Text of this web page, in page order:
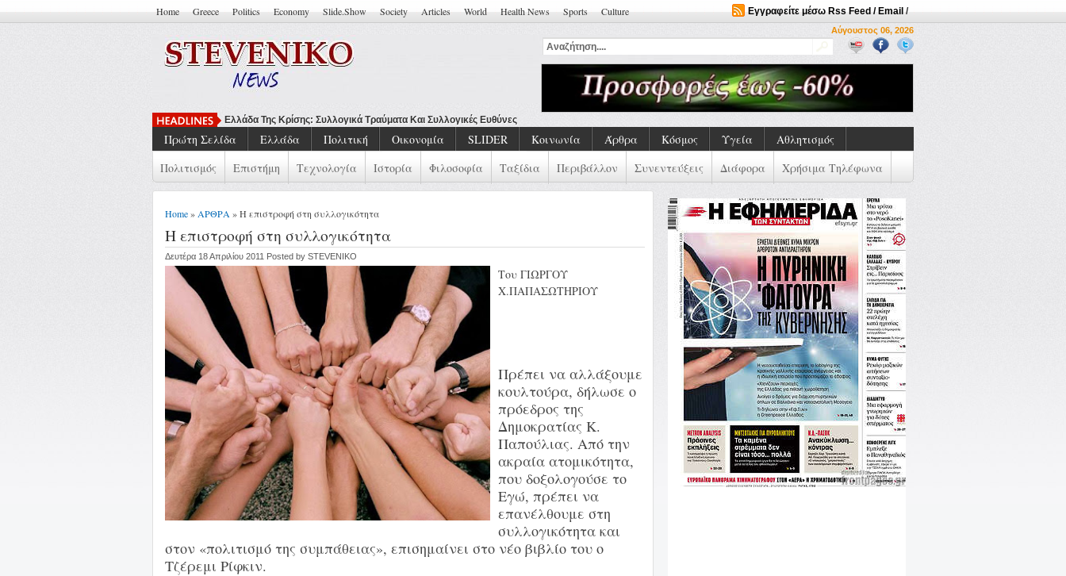
Home Greece Politics Economy Slide.Show Society Articles World Health News Sports Culture Εγγραφείτε μέσω Rss Feed / Email /
Αύγουστος 06, 2026
Να Μπορείς
Πρώτη Σελίδα Ελλάδα Πολιτική Οικονομία SLIDER Κοινωνία Άρθρα Κόσμος Υγεία
Αθλητισμός
Πολιτισμός
Επιστήμη Τεχνολογία Ιστορία Φιλοσοφία Ταξίδια Περιβάλλον Συνεντεύξεις Διάφορα Χρήσιμα Τηλέφωνα
Home» ΑΡΘΡΑ » Η επιστροφή στη συλλογικότητα
Η επιστροφή στη συλλογικότητα
Δευτέρα 18 Απριλίου 2011 Posted by STEVENIKO
Του ΓΙΩΡΓΟΥ
Χ.ΠΑΠΑΣΩΤΗΡΙΟΥ
Πρέπει να αλλάξουμε
κουλτούρα, δήλωσε ο
πρόεδρος της
Δημοκρατίας Κ.
Παπούλιας. Από την
ακραία ατομικότητα,
που δοξολογούσε το
Εγώ, πρέπει να
επανέλθουμε στη
συλλογικότητα και
στον «πολιτισμό της συμπάθειας», επισημαίνει στο νέο βιβλίο του ο
Τζέρεμι Ρίφκιν.